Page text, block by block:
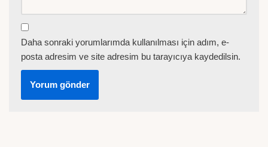
Daha sonraki yorumlarımda kullanılması için adım, e-
posta adresim ve site adresim bu tarayıcıya kaydedilsin.